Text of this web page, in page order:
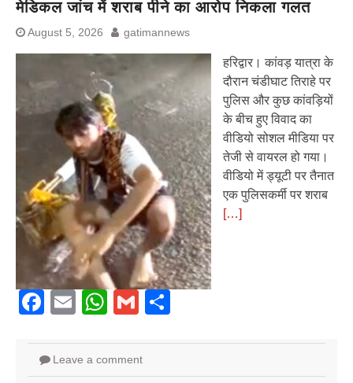
मेडिकल जांच में शराब पीने का आरोप निकला गलत
August 5, 2026 gatimannews
हरिद्वार। कांवड़ यात्रा के
दौरान चंडीघाट तिराहे पर
पुलिस और कुछ कांवड़ियों
के बीच हुए विवाद का
वीडियो सोशल मीडिया पर
तेजी से वायरल हो गया।
वीडियो में ड्यूटी पर तैनात
एक पुलिसकर्मी पर शराब
[…]
Facebook
EmailWhatsApp
Gmail
Leave a comment